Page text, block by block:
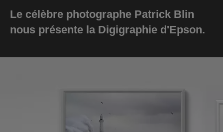
Le célèbre photographe Patrick Blin
nous présente la Digigraphie d'Epson.